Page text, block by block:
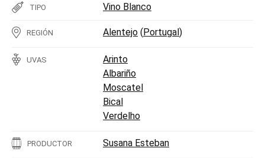
TIPO Vino Blanco
REGIÓN Alentejo (Portugal)
UVAS
Arinto
Albariño
Moscatel
Bical
Verdelho
PRODUCTOR Susana Esteban